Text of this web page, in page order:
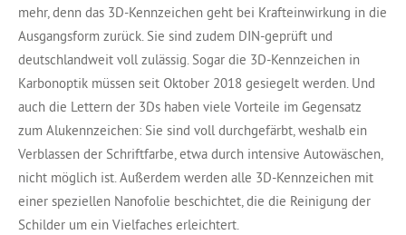
mehr, denn das 3D-Kennzeichen geht bei Krafteinwirkung in die
Ausgangsform zurück. Sie sind zudem DIN-geprüft und
deutschlandweit voll zulässig. Sogar die 3D-Kennzeichen in
Karbonoptik müssen seit Oktober 2018 gesiegelt werden. Und
auch die Lettern der 3Ds haben viele Vorteile im Gegensatz
zum Alukennzeichen: Sie sind voll durchgefärbt, weshalb ein
Verblassen der Schriftfarbe, etwa durch intensive Autowäschen,
nicht möglich ist. Außerdem werden alle 3D-Kennzeichen mit
einer speziellen Nanofolie beschichtet, die die Reinigung der
Schilder um ein Vielfaches erleichtert.